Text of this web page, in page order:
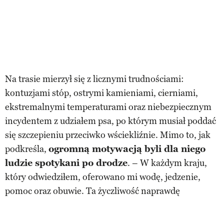
Na trasie mierzył się z licznymi trudnościami:
kontuzjami stóp, ostrymi kamieniami, cierniami,
ekstremalnymi temperaturami oraz niebezpiecznym
incydentem z udziałem psa, po którym musiał poddać
się szczepieniu przeciwko wściekliźnie. Mimo to, jak
podkreśla, ogromną motywacją byli dla niego
ludzie spotykani po drodze. – W każdym kraju,
który odwiedziłem, oferowano mi wodę, jedzenie,
pomoc oraz obuwie. Ta życzliwość naprawdę